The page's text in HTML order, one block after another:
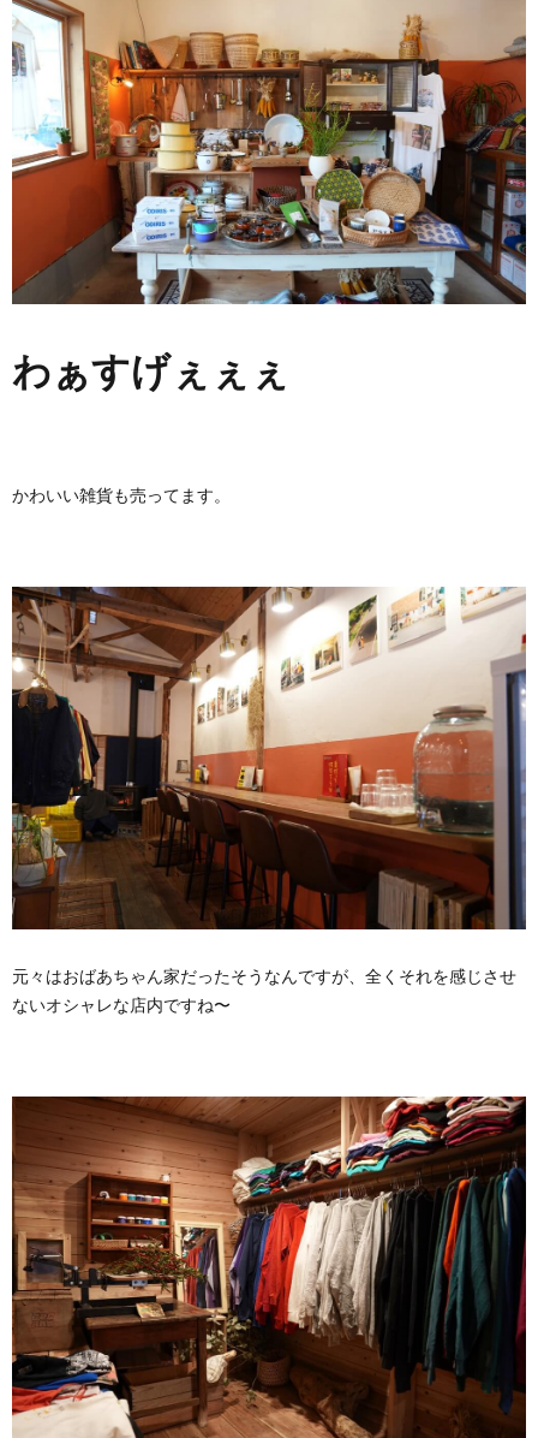
わぁすげぇぇぇ
かわいい雑貨も売ってます。
元々はおばあちゃん家だったそうなんですが、全くそれを感じさせ
ないオシャレな店内ですね〜